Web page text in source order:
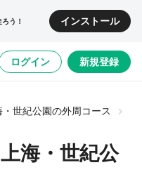
う！ インストール
ログイン 新規登録
世紀公園の外周コース
海・世紀公